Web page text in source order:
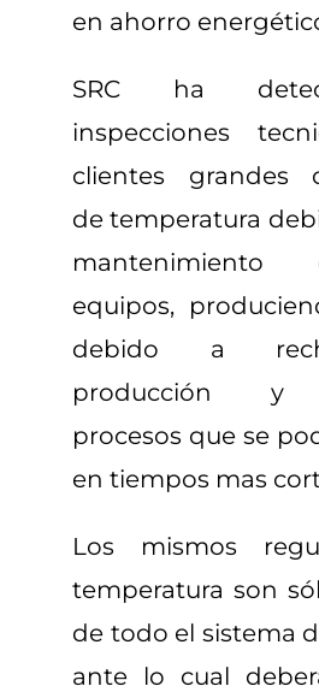
en ahorro
SRC ha
inspecciones
clientes grandes
de temperatura
equipos,
debido a
producción y
procesos que se
en tiempos mas
Los mismos
temperatura son
de todo el sistema
ante lo cual